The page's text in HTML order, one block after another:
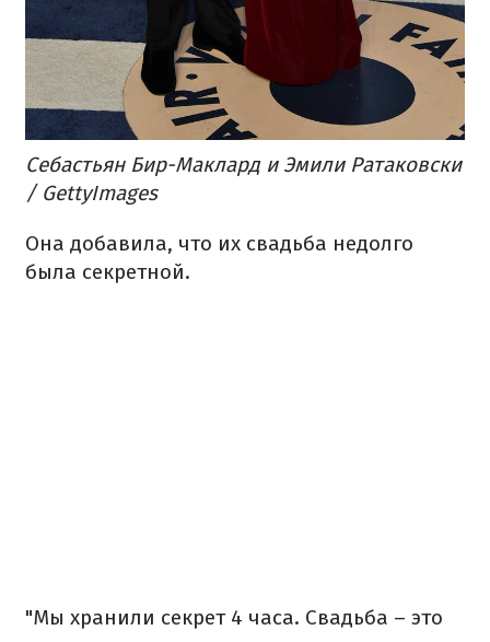
Себастьян Бир-Маклард и Эмили Ратаковски
/ GettyImages
Она добавила, что их свадьба недолго
была секретной.
"Мы хранили секрет 4 часа. Свадьба – это